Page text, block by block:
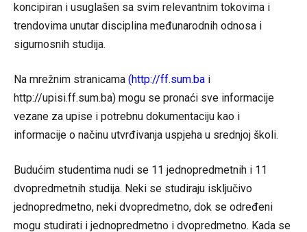
koncipiran i usuglašen sa svim relevantnim tokovima i
trendovima unutar disciplina međunarodnih odnosa i
sigurnosnih studija.
Na mrežnim stranicama (http://ff.sum.ba i
http://upisi.ff.sum.ba) mogu se pronaći sve informacije
vezane za upise i potrebnu dokumentaciju kao i
informacije o načinu utvrđivanja uspjeha u srednjoj školi.
Budućim studentima nudi se 11 jednopredmetnih i 11
dvopredmetnih studija. Neki se studiraju isključivo
jednopredmetno, neki dvopredmetno, dok se određeni
mogu studirati i jednopredmetno i dvopredmetno. Kada se